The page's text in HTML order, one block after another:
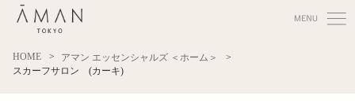
HOME
アマン エッセンシャルズ ＜ホーム＞
スカーフサロン (カーキ)